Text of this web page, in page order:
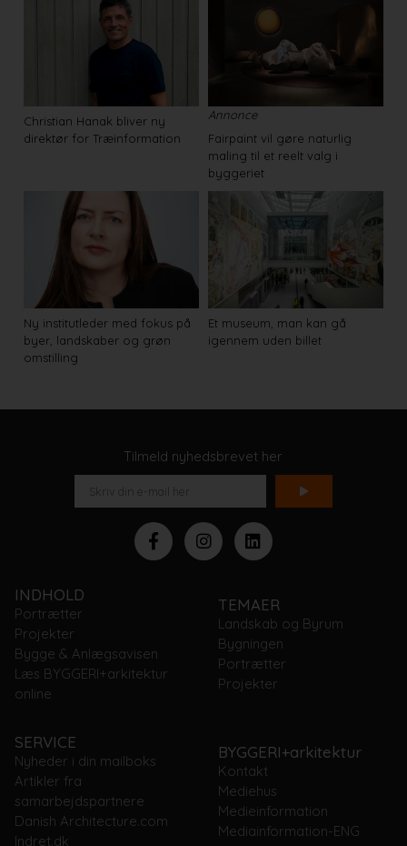
Christian Hanak bliver ny
direktør for Træinformation
Annonce
Fairpaint vil gøre naturlig
maling til et reelt valg i
byggeriet
Ny institutleder med fokus på
byer, landskaber og grøn
omstilling
Et museum, man kan gå
igennem uden billet
Tilmeld nyhedsbrevet her
INDHOLD
Portrætter
Projekter
Bygge & Anlægsavisen
Læs BYGGERI+arkitektur
online
TEMAER
Landskab og Byrum
Bygningen
Portrætter
Projekter
SERVICE
Nyheder i din mailboks
Artikler fra
samarbejdspartnere
Danish Architecture.com
Indret.dk
BYGGERI+arkitektur
Kontakt
Mediehus
Medieinformation
Mediainformation-ENG